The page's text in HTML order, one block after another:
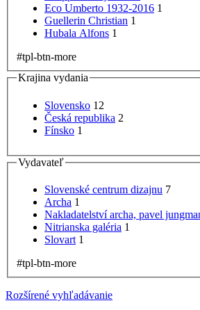
Eco Umberto 1932-2016 1
Guellerin Christian 1
Hubala Alfons 1
#tpl-btn-more
Krajina vydania
Slovensko 12
Česká republika 2
Fínsko 1
Vydavateľ
Slovenské centrum dizajnu 7
Archa 1
Nakladatelství archa, pavel
Nitrianska galéria 1
Slovart 1
#tpl-btn-more
Rozšírené vyhľadávanie